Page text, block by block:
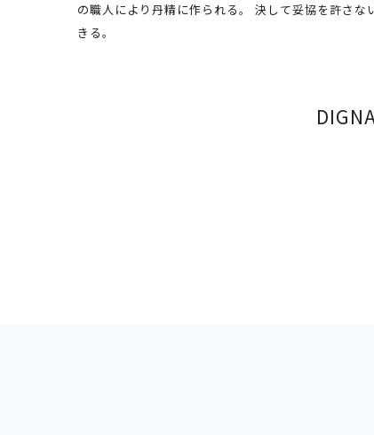
の職人により丹精に作られる。 決して妥協を許さ
きる。